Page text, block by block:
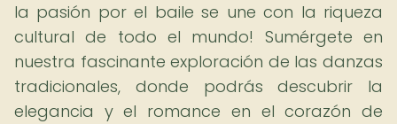
la pasión por el baile se une con la riqueza
cultural de todo el mundo! Sumérgete en
nuestra fascinante exploración de las danzas
tradicionales, donde podrás descubrir la
elegancia y el romance en el corazón de